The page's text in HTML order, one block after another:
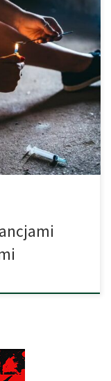
lub opioidami.
Często
heroina lub fentanyl.
narkotykami
takie jak kokaina
w […]